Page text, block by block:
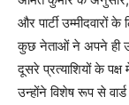
और पार्टी उम्मीदवारों
कुछ नेताओं ने अपने ही
दूसरे प्रत्याशियों के पक्ष
उन्होंने विशेष रूप से